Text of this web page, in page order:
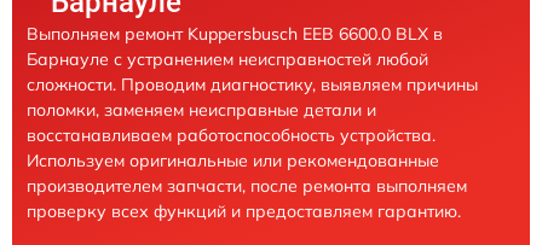
Выполняем ремонт Kuppersbusch EEB 6600.0 BLX в
Барнауле с устранением неисправностей любой
сложности. Проводим диагностику, выявляем причины
поломки, заменяем неисправные детали и
восстанавливаем работоспособность устройства.
Используем оригинальные или рекомендованные
производителем запчасти, после ремонта выполняем
проверку всех функций и предоставляем гарантию.